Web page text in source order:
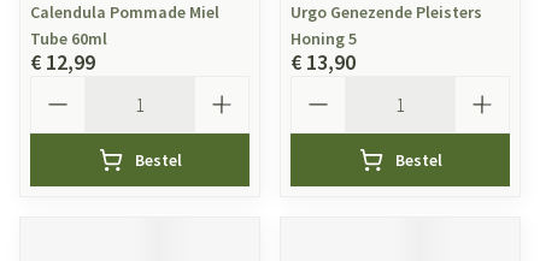
Calendula Pommade Miel
Tube 60ml
€ 12,99
Bestel
Urgo Genezende Pleisters
Honing 5
€ 13,90
Bestel